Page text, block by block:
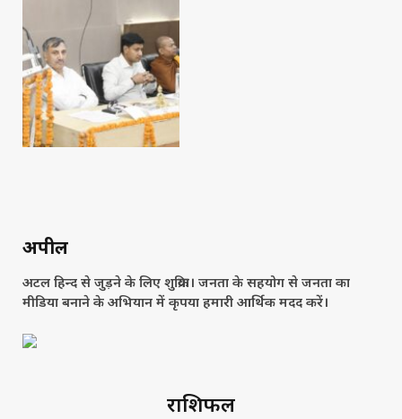
अपील
अटल हिन्द से जुड़ने के लिए शुक्रिया। जनता के सहयोग से जनता का
मीडिया बनाने के अभियान में कृपया हमारी आर्थिक मदद करें।
राशिफल